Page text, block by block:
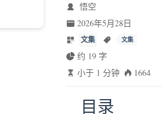
悟空
2026年5月28日
文集 文集
约 19 字
小于 1 分钟
1664
目录